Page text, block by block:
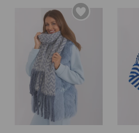
Univerzálna